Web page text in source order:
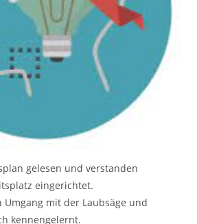
gelesen und verstanden
eingerichtet.
Umgang mit der Laubsäge und
kennengelernt.